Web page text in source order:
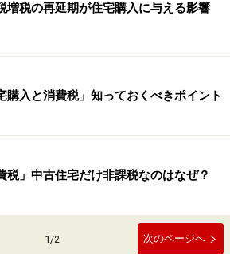
増税の再延期が住宅購入に与える影響
購入と消費税」知っておくべきポイント
税」中古住宅だけ非課税なのはなぜ？
1/2 次のページへ